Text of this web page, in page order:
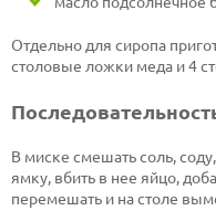
Отдельно для сиропа
столовые ложки меда и 4
В миске смешать соль,
ямку, вбить в нее яйцо,
перемешать и на столе